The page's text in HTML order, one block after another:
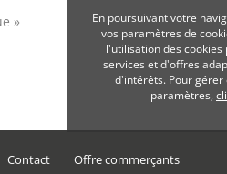
En poursuivant votre
vos paramètres de
l'utilisation des cookies
services et d'offres
d'intérêts. Pour gérer
paramètres,
»
Contact Offre commerçants